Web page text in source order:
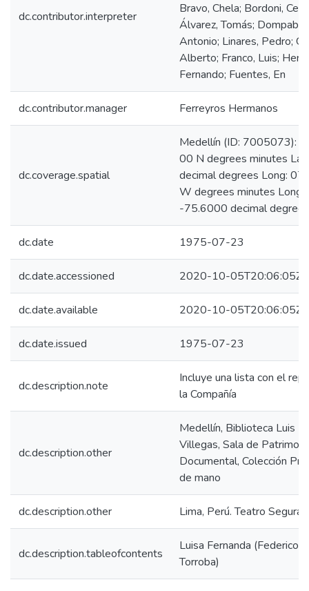
dc.contributor.interpreter
Bravo, Chela; Bordoni,
Álvarez, Tomás;
Antonio; Linares, Pedro;
Alberto; Franco, Luis;
Fernando; Fuentes, En
dc.contributor.manager Ferreyros Hermanos
dc.coverage.spatial
Medellín (ID: 7005073):
00 N degrees minutes
decimal degrees Long:
W degrees minutes Long:
-75.6000 decimal degrees
dc.date 1975-07-23
dc.date.accessioned 2020-10-05T20:06:05Z
dc.date.available 2020-10-05T20:06:05Z
dc.date.issued 1975-07-23
dc.description.note
Incluye una lista con el
la Compañía
dc.description.other
Medellín, Biblioteca Luis
Villegas, Sala de
Documental, Colección
de mano
dc.description.other Lima, Perú. Teatro Segura
dc.description.tableofcontents
Luisa Fernanda (Federico
Torroba)